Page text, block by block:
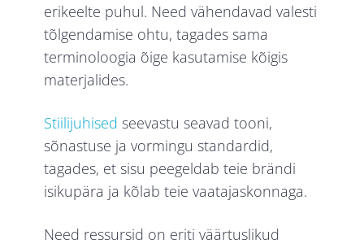
erikeelte puhul. Need vähendavad valesti
tõlgendamise ohtu, tagades sama
terminoloogia õige kasutamise kõigis
materjalides.
Stiilijuhised seevastu seavad tooni,
sõnastuse ja vormingu standardid,
tagades, et sisu peegeldab teie brändi
isikupära ja kõlab teie vaatajaskonnaga.
Need ressursid on eriti väärtuslikud